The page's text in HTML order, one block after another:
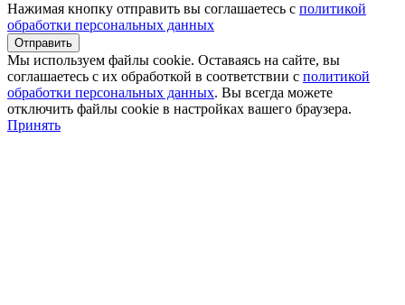
Нажимая кнопку отправить вы соглашаетесь с политикой
обработки персональных данных
Мы используем файлы сookie. Оставаясь на сайте, вы
соглашаетесь с их обработкой в соответствии с политикой
обработки персональных данных. Вы всегда можете
отключить файлы cookie в настройках вашего браузера.
Принять